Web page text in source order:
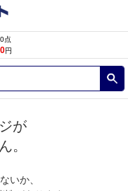
0点
0円
が
。
いか、